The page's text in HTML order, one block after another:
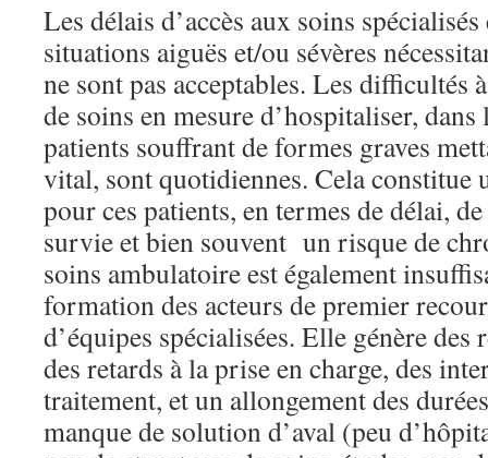
Les délais d’accès aux soins
situations aiguës et/ou sévères
ne sont pas acceptables. Les difficultés
de soins en mesure d’hospitaliser, dans
patients souffrant de formes graves
vital, sont quotidiennes. Cela constitue
pour ces patients, en termes de délai,
survie et bien souvent un risque de
soins ambulatoire est également
formation des acteurs de premier
d’équipes spécialisées. Elle génère des
des retards à la prise en charge, des
traitement, et un allongement des
manque de solution d’aval (peu